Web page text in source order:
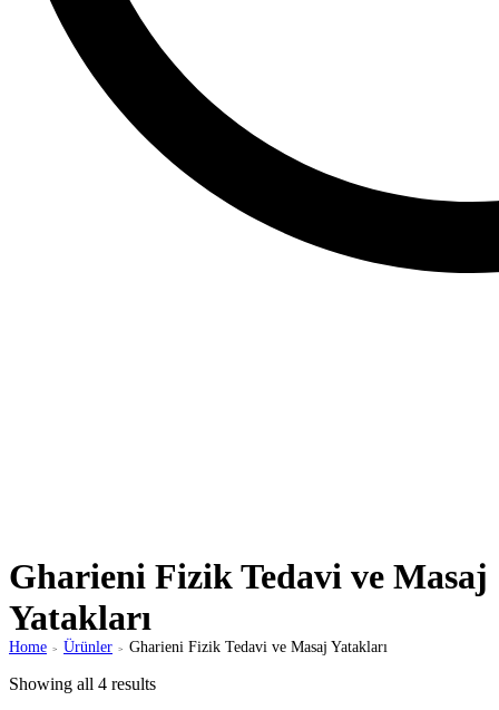
Gharieni Fizik Tedavi ve Masaj
Yatakları
Home > Ürünler > Gharieni Fizik Tedavi ve Masaj Yatakları
Showing all 4 results